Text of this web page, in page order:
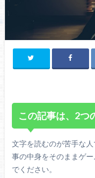
この記事は、2つ
文字を読むのが苦手な
事の中身をそのままゲ
でください。